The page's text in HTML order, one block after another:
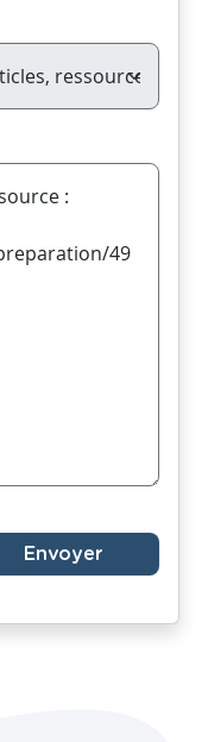
Envoyer